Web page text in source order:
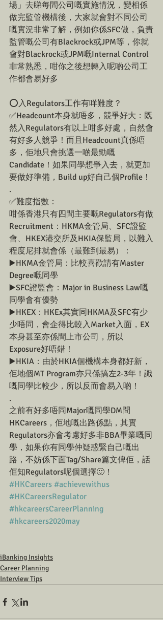
場」去睇每間公司嘅實施情況，變相係
做完監管機構後，大家就會對不同公司
嘅實況非常了解，例如你係SFC做，負責
監管嘅公司有Blackrock或JPM等，你就
會對Blackrock或JPM嘅Internal Control
非常熟悉，咁你之後想轉入呢啲公司工
作都會易好多
⭕️入Regulators工作有咩難度？
✅Headcount本身就唔多，競爭好大：既
然入Regulators有以上咁多好處，自然會
有好多人競爭！而且Headcount真係唔
多，佢地只會挑選一啲最勁嘅
Candidate！如果同學想爭入去，就更加
要做好準備，Build up好自己個Profile！
.
✅難度指數：
咁係香港只有四間主要嘅Regulators有做
Recruitment：HKMA金管局、SFC證監
會、HKEX港交所及HKIA保監局，以難入
程度尼排就會係（最難到最易）：
▶️HKMA金管局：比較喜歡請有Master
Degree嘅同學
▶️SFC證監會：Major in Business Law嘅
同學會有優勢
▶️HKEX：HKEx其實同HKMA及SFC有少
少唔同，會企得比較入Market入面，EX
本身甚至亦係間上市公司，所以
Exposure好唔錯！
▶️HKIA：由於HKIA個機構本身都好新，
佢地個MT Program亦只係搞左2-3年！識
嘅同學比較少，所以反而會易入啲！
.
之前有好多唔同Major嘅同學DM問
HKCareers，佢地嘅出路係點，其實
Regulators亦會考慮好多非BBA畢業嘅同
學，如果你有同學仲疑惑緊自己嘅出
路，不妨係下面Tag/Share篇文俾佢，話
佢知Regulators呢個選擇🙂！
#HKCareers #achievewithus
#HKCareersRegulator
#hkcareersCareerPlanning
#hkcareers2020may
iBanking Insights
Career Planning
Interview Tips